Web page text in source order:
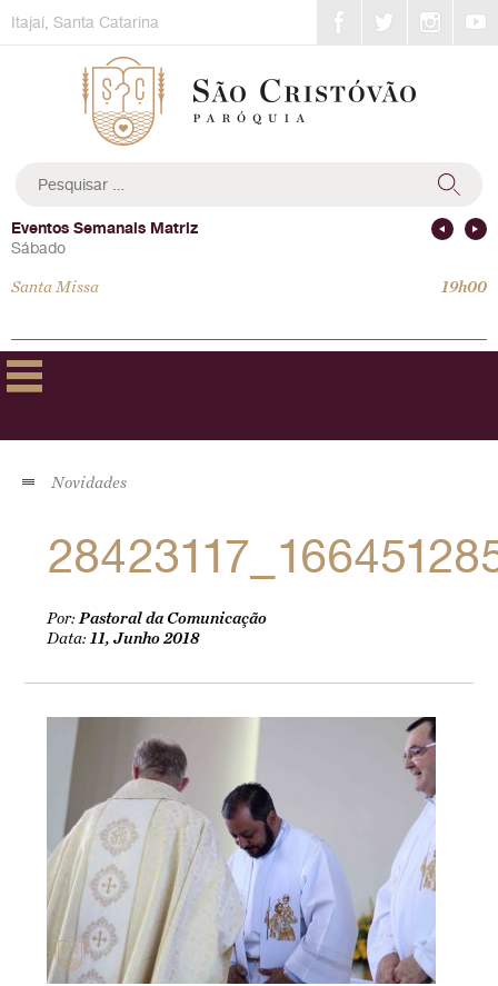
toItajaí, Santa Catarina
por:
Eventos Semanais Matriz
Sábado
Santa Missa 19h00
Novidades
Por:Pastoral da Comunicação
Data:11, Junho 2018